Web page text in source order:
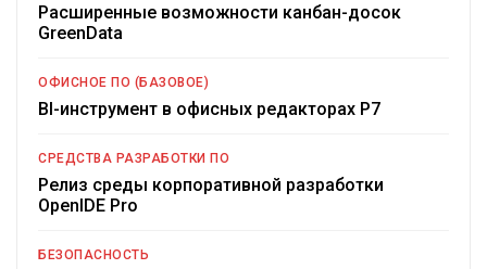
Расширенные возможности канбан-досок
GreenData
ОФИСНОЕ ПО (БАЗОВОЕ)
BI-инструмент в офисных редакторах Р7
СРЕДСТВА РАЗРАБОТКИ ПО
Релиз среды корпоративной разработки
OpenIDE Pro
БЕЗОПАСНОСТЬ